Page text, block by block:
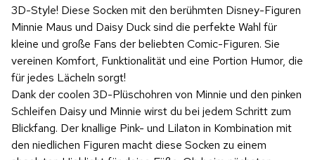
3D-Style! Diese Socken mit den berühmten Disney-Figuren
Minnie Maus und Daisy Duck sind die perfekte Wahl für
kleine und große Fans der beliebten Comic-Figuren. Sie
vereinen Komfort, Funktionalität und eine Portion Humor, die
für jedes Lächeln sorgt!
Dank der coolen 3D-Plüschohren von Minnie und den pinken
Schleifen Daisy und Minnie wirst du bei jedem Schritt zum
Blickfang. Der knallige Pink- und Lilaton in Kombination mit
den niedlichen Figuren macht diese Socken zu einem